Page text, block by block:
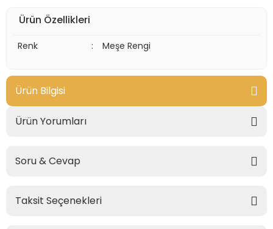
Ürün Özellikleri
Renk : Meşe Rengi
Ürün Bilgisi
Ürün Yorumları
Soru & Cevap
Taksit Seçenekleri